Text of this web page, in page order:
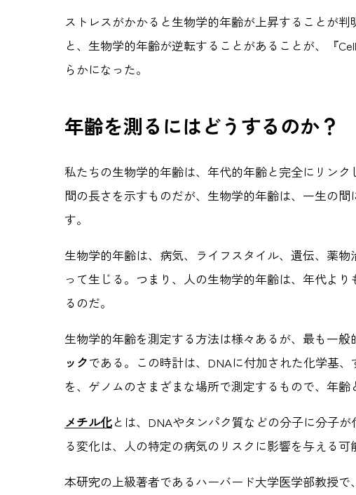
ストレスがかかると生物学的年齢が上昇することが
と、生物学的年齢が逆転することがあることが、『
らかになった。
年齢を測るにはどうするのか？
私たちの生物学的年齢は、年代的年齢と完全にリン
間の長さを示すものだが、生物学的年齢は、一生の
す。
生物学的年齢は、病気、ライフスタイル、遺伝、薬
って生じる。つまり、人の生物学的年齢は、年代よ
るのだ。
生物学的年齢を測定する方法は様々あるが、最も一般
ックである。この時計は、DNAに付加された化学基
を、ゲノムのさまざまな場所で測定するもので、年齢
メチル化とは、DNAやタンパク質などの分子に分子
る変化は、人の特定の病気のリスクに影響を与える可
本研究の上級著者であるハーバード大学医学部教授